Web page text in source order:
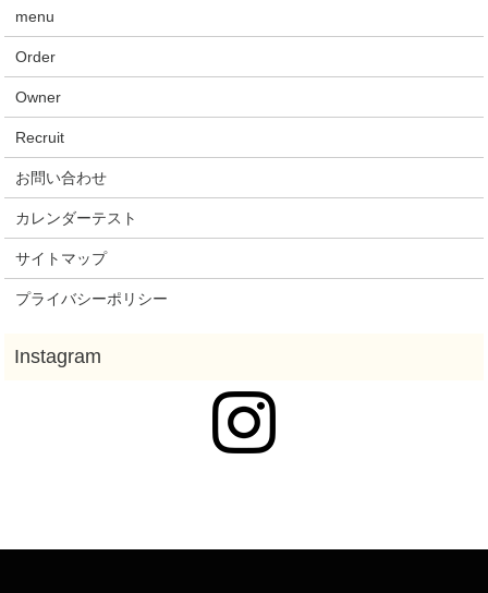
menu
Order
Owner
Recruit
お問い合わせ
カレンダーテスト
サイトマップ
プライバシーポリシー